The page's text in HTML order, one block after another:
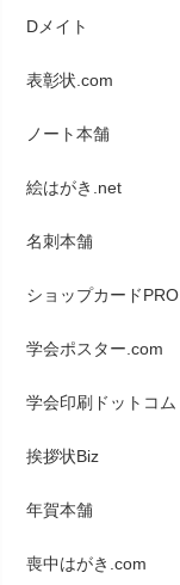
Dメイト
表彰状.com
ノート本舗
絵はがき.net
名刺本舗
ショップカードPRO
学会ポスター.com
学会印刷ドットコム
挨拶状Biz
年賀本舗
喪中はがき.com